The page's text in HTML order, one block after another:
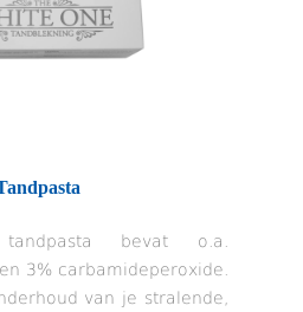
tandpasta bevat o.a.
3% carbamideperoxide.
van je stralende,